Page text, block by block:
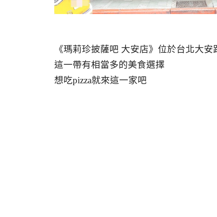
《瑪莉珍披薩吧 大安店》位於台北大安
這一帶有相當多的美食選擇
想吃pizza就來這一家吧